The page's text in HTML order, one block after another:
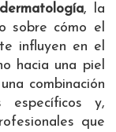
dermatología, la
sobre cómo el
influyen en el
hacia una piel
combinación
específicos y,
que